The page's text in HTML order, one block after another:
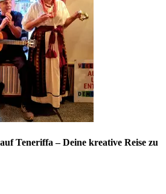
Teneriffa – Deine kreative Reise zu